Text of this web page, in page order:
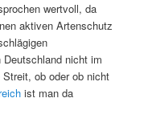
wertvoll, da
aktiven Artenschutz
nicht im
ob oder ob nicht
ist man da